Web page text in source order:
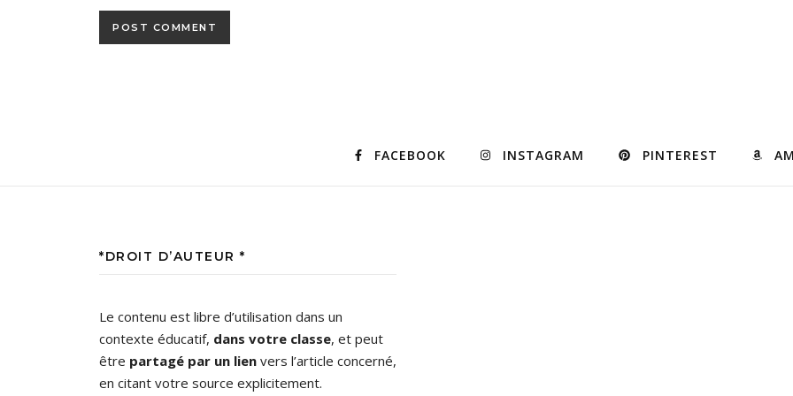
FACEBOOK INSTAGRAM PINTEREST
*DROIT D’AUTEUR *
Le contenu est libre d’utilisation dans un
contexte éducatif, dans votre classe, et peut
être partagé par un lien vers l’article concerné,
en citant votre source explicitement.